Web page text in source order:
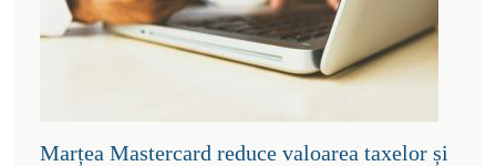
Marțea Mastercard reduce valoarea taxelor și